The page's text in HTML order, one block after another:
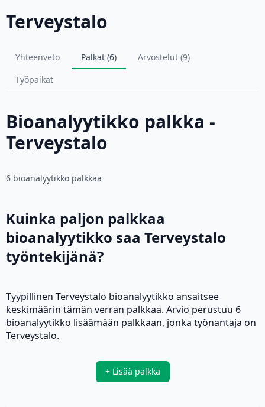
Terveystalo
Yhteenveto Palkat (6)
Arvostelut (9)
Työpaikat
Bioanalyytikko palkka -
Terveystalo
6 bioanalyytikko palkkaa
Kuinka paljon palkkaa
bioanalyytikko saa Terveystalo
työntekijänä?
Tyypillinen Terveystalo bioanalyytikko ansaitsee
keskimäärin tämän verran palkkaa. Arvio perustuu 6
bioanalyytikko lisäämään palkkaan, jonka työnantaja on
Terveystalo.
+ Lisää palkka